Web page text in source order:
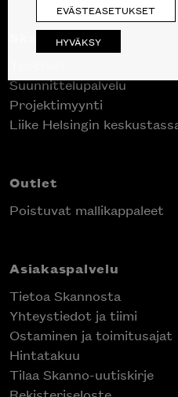
Skanno
Suunnittelupalvelu
Projektimyynti
Liike Helsingin
Outlet
Poistuvat mallikappaleet
Asiakaspalvelu
Tietoa Skannosta
Yhteystiedot ja tiimi
Ostaminen ja toimitusajat
Hintatakuu
Tilaa Skanno-uutiskirje
EVÄSTEASETUKSET
HYVÄKSY